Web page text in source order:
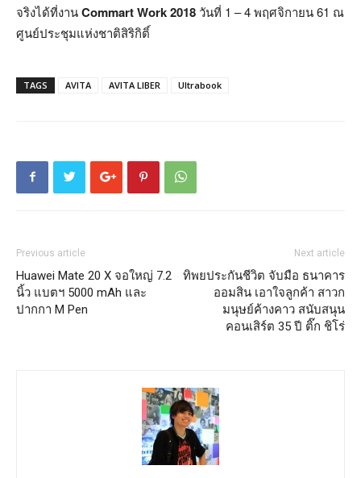
จริงได้ที่งานCommart Work 2018 วันที่ 1 – 4 พฤศจิกายน 61 ณ
ศูนย์ประชุมแห่งชาติสิริกิติ์
TAGS AVITA AVITA LIBER Ultrabook
Previous article
Huawei Mate 20 X จอใหญ่ 7.2
นิ้ว แบตฯ 5000 mAh และ
ปากกา M Pen
Next article
ทิพยประกันชีวิต จับมือ ธนาคาร
ออมสิน เอาใจลูกค้า สาวก
มนุษย์ค้างคาว สนับสนุน
คอนเสิร์ต 35 ปี ติ๊ก ชิโร่